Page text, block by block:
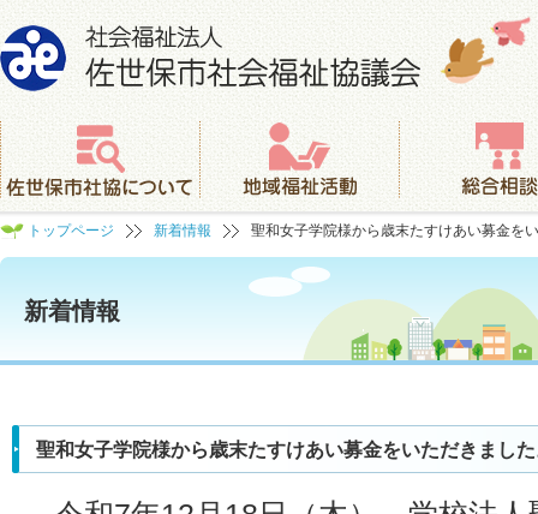
社会福祉法人 佐世保市社会福祉協議会
佐世保市社協について
地域福祉活動
総合相談
トップページ
新着情報 聖和女子学院様から歳末たすけあい募金を
新着情報
聖和女子学院様から歳末たすけあい募金をいただきまし